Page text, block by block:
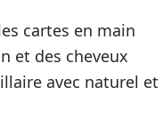
cartes en main
et des cheveux
avec naturel et